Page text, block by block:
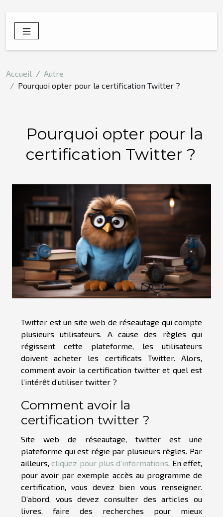
Accueil
Autre
Pourquoi opter pour la certification Twitter ?
Pourquoi opter pour la
certification Twitter ?
Twitter est un site web de réseautage qui compte
plusieurs utilisateurs. A cause des règles qui
régissent cette plateforme, les utilisateurs
doivent acheter les certificats Twitter. Alors,
comment avoir la certification twitter et quel est
l’intérêt d’utiliser twitter ?
Comment avoir la
certification twitter ?
Site web de réseautage, twitter est une
plateforme qui est régie par plusieurs règles. Par
ailleurs,cliquez pour plus d'informations . En effet,
pour avoir par exemple accès au programme de
certification, vous devez bien vous renseigner.
D’abord, vous devez consulter des articles ou
livres, faire des recherches pour mieux